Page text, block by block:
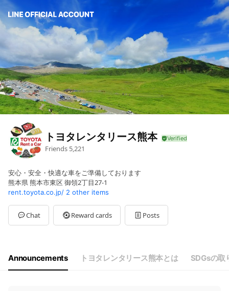
トヨタレンタリース熊本
Friends 5,221
安心・安全・快適な車をご準備しております
熊本県 熊本市東区 御領2丁目27-1
rent.toyota.co.jp/ 2 other items
Chat Reward cards Posts
Announcements トヨタレンタリース熊本とは SDGsの取